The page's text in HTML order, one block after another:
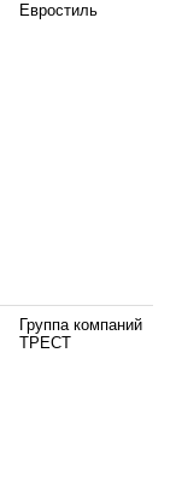
Евростиль
Группа компаний
ТРЕСТ